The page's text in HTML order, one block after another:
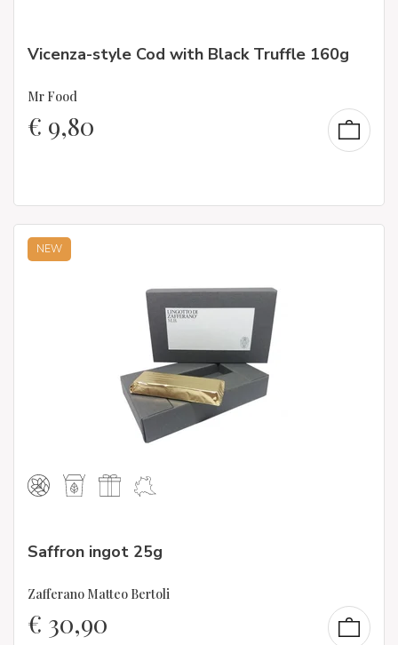
Vicenza-style Cod with Black Truffle 160g
Mr Food
€ 9,80
NEW
Saffron ingot 25g
Zafferano Matteo Bertoli
€ 30,90